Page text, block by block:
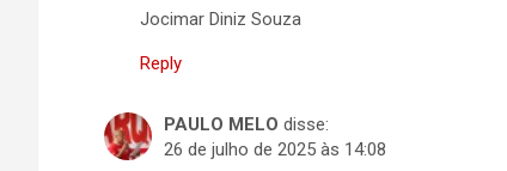
Jocimar Diniz Souza
Reply
PAULO MELO disse:
26 de julho de 2025 às 14:08